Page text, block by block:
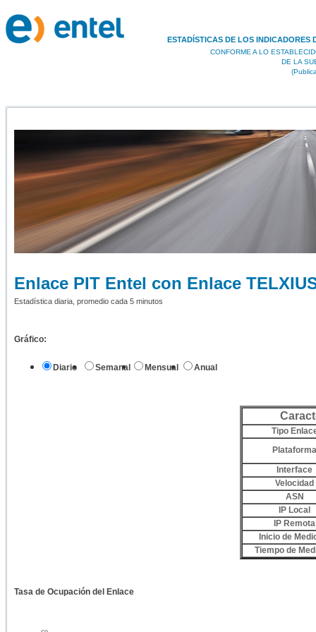
ESTADÍSTICAS DE LOS INDICADORES
CONFORME A LO
DE LA
Enlace PIT Entel con Enlace
Estadística diaria, promedio cada 5 minutos
Gráfico:
Diario Semanal Mensual Anual
Tipo
Plataforma
Interface
Velocidad
ASN
IP Local
IP Remota
Inicio de
Tiempo de
Tasa de Ocupación del Enlace